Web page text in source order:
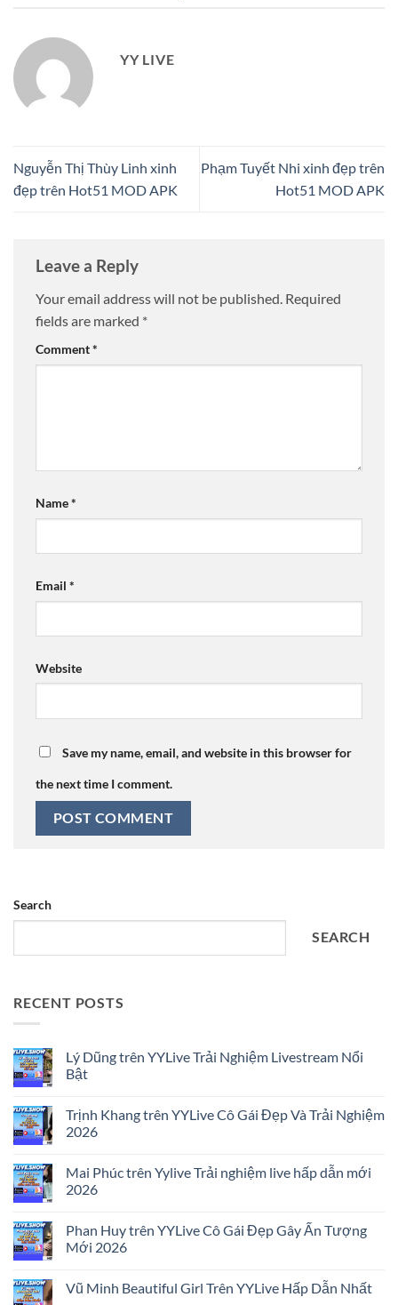
YY LIVE
Nguyễn Thị Thùy Linh xinh
đẹp trên Hot51 MOD APK
Phạm Tuyết Nhi xinh đẹp trên
Hot51 MOD APK
Leave a Reply
Your email address will not be published. Required
fields are marked *
Comment*
Name*
Email *
Website
Save my name, email, and website in this browser for
the next time I comment.
Search
SEARCH
RECENT POSTS
Lý Dũng trên YYLive Trải Nghiệm Livestream Nổi
Bật
on
Lý
Dũng
Trải
Nghiệm
Livestream
Trịnh Khang trên YYLive Cô Gái Đẹp Và Trải Nghiệm
2026
on
Trịnh
Khang
Cô
Gái
Đẹp
Nghiệm
Mai Phúc trên Yylive Trải nghiệm live hấp dẫn mới
2026
on
Mai
Phúc
Trải
Phan Huy trên YYLive Cô Gái Đẹp Gây Ấn Tượng
Mới 2026
on
Vũ Minh Beautiful Girl Trên YYLive Hấp Dẫn Nhất